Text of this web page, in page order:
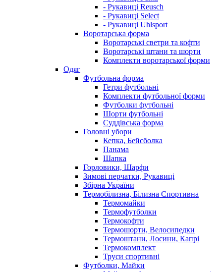
- Рукавиці Reusch
- Рукавиці Select
- Рукавиці Uhlsport
Воротарська форма
Воротарські светри та кофти
Воротарські штани та шорти
Комплекти воротарської форми
Одяг
Футбольна форма
Гетри футбольні
Комплекти футбольної форми
Футболки футбольні
Шорти футбольні
Суддівська форма
Головні убори
Кепка, Бейсболка
Панама
Шапка
Горловики, Шарфи
Зимові перчатки, Рукавиці
Збірна України
Термобілизна, Білизна Спортивна
Термомайки
Термофутболки
Термокофти
Термошорти, Велосипедки
Термоштани, Лосини, Капрі
Термокомплект
Труси спортивні
Футболки, Майки